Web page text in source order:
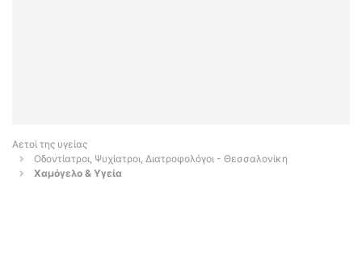
Αετοί της υγείας
Οδοντίατροι, Ψυχίατροι, Διατροφολόγοι - Θεσσαλονίκη
Χαμόγελο & Υγεία